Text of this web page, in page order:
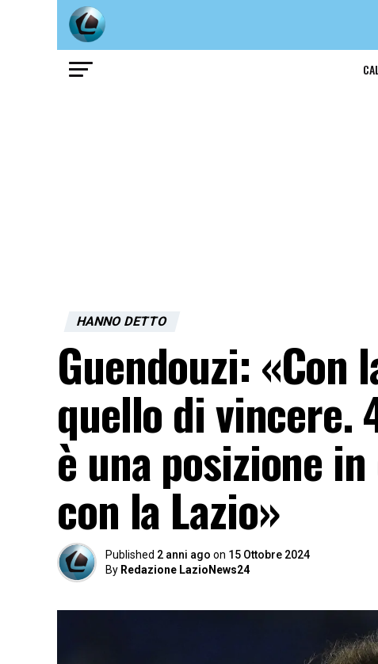
HANNO DETTO
Guendouzi: «Con
quello di vincere.
è una posizione
con la Lazio»
Published 2 anni ago on 15 Ottobre 2024
By Redazione LazioNews24